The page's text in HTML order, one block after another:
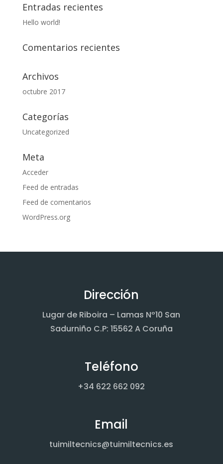
Entradas recientes
Hello world!
Comentarios recientes
Archivos
octubre 2017
Categorías
Uncategorized
Meta
Acceder
Feed de entradas
Feed de comentarios
WordPress.org
Dirección
Lugar de Riboira – Lamas Nº10 San
Sadurniño C.P: 15562 A Coruña
Teléfono
+34 622 662 092
Email
tuimiltecnics@tuimiltecnics.es